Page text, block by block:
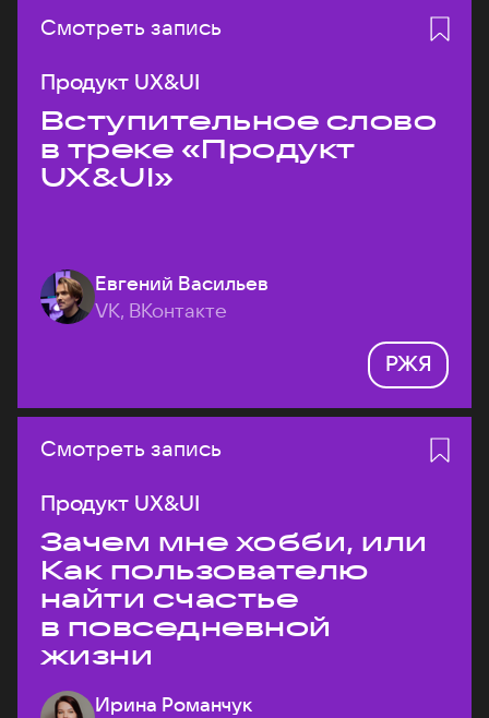
Смотреть запись
Продукт UX&UI
Вступительное слово
в треке «Продукт
UX&UI»
Евгений Васильев
VK, ВКонтакте
РЖЯ
Смотреть запись
Продукт UX&UI
Зачем мне хобби, или
Как пользователю
найти счастье
в повседневной
жизни
Ирина Романчук